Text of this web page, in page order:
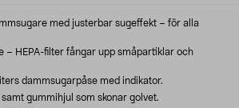
med justerbar sugeffekt – för alla
– HEPA-filter fångar upp småpartiklar och
dammsugarpåse med indikator.
gummihjul som skonar golvet.